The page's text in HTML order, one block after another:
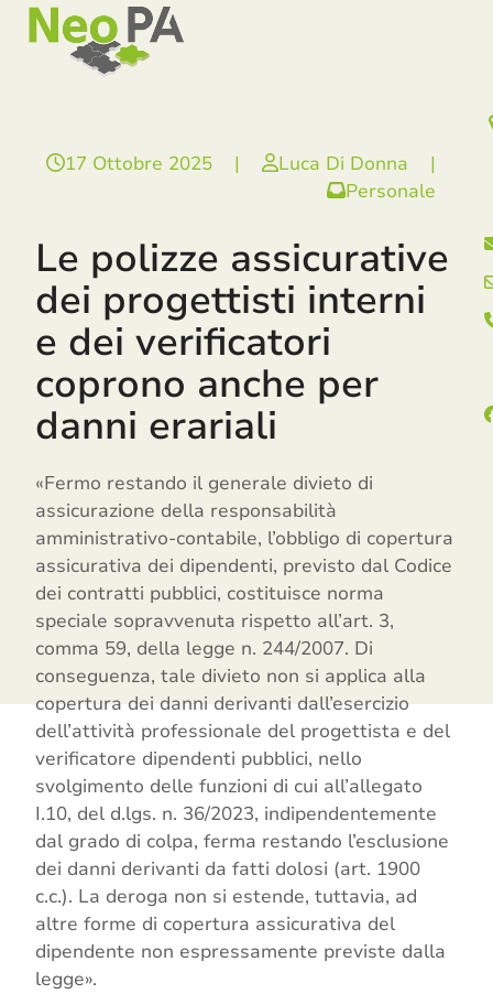
SkipOpen
mobile
menu
Close
mobile
menu
17 Ottobre 2025 | Luca Di Donna
|
Personale
Le polizze assicurative
dei progettisti interni
e dei verificatori
coprono anche per
danni erariali
«Fermo restando il generale divieto di
assicurazione della responsabilità
amministrativo-contabile, l’obbligo di copertura
assicurativa dei dipendenti, previsto dal Codice
dei contratti pubblici, costituisce norma
speciale sopravvenuta rispetto all’art. 3,
comma 59, della legge n. 244/2007. Di
conseguenza, tale divieto non si applica alla
copertura dei danni derivanti dall’esercizio
dell’attività professionale del progettista e del
verificatore dipendenti pubblici, nello
svolgimento delle funzioni di cui all’allegato
I.10, del d.lgs. n. 36/2023, indipendentemente
dal grado di colpa, ferma restando l’esclusione
dei danni derivanti da fatti dolosi (art. 1900
c.c.). La deroga non si estende, tuttavia, ad
altre forme di copertura assicurativa del
dipendente non espressamente previste dalla
legge».